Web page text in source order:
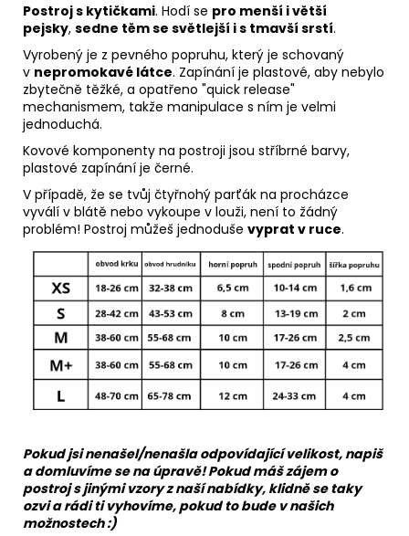
Postroj s kytičkami. Hodí se pro menší i větší
pejsky, sedne těm se světlejší i s tmavší srstí.
Vyrobený je z pevného popruhu, který je schovaný
v nepromokavé látce. Zapínání je plastové, aby nebylo
zbytečně těžké, a opatřeno "quick release"
mechanismem, takže manipulace s ním je velmi
jednoduchá.
Kovové komponenty na postroji jsou stříbrné barvy,
plastové zapínání je černé.
V případě, že se tvůj čtyřnohý parťák na procházce
vyválí v blátě nebo vykoupe v louži, není to žádný
problém! Postroj můžeš jednoduše vyprat v ruce.
Pokud jsi nenašel/nenašla odpovídající velikost, napiš
a domluvíme se na úpravě! Pokud máš zájem o
postroj s jinými vzory z naší nabídky, klidně se taky
ozvi a rádi ti vyhovíme, pokud to bude v našich
možnostech :)